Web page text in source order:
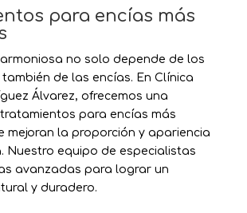
para encías más
no solo depende de los
de las encías. En Clínica
Álvarez, ofrecemos una
para encías más
mejoran la proporción y apariencia
Nuestro equipo de especialistas
avanzadas para lograr un
y duradero.